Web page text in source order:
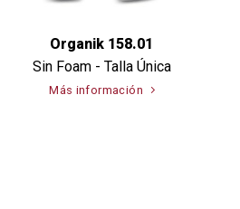
Organik 158.01
Sin Foam - Talla Única
Más información